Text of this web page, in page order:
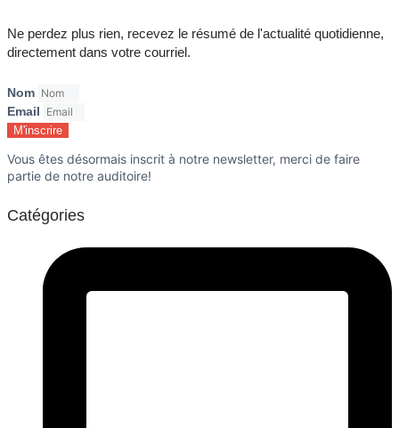
Ne perdez plus rien, recevez le résumé de l'actualité quotidienne,
directement dans votre courriel.
Nom
Email
M'inscrire
Vous êtes désormais inscrit à notre newsletter, merci de faire
partie de notre auditoire!
Catégories